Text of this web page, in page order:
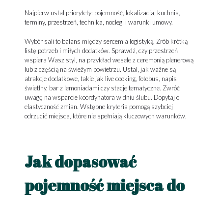
Najpierw ustal priorytety: pojemność, lokalizacja, kuchnia,
terminy, przestrzeń, technika, noclegi i warunki umowy.
Wybór sali to balans między sercem a logistyką. Zrób krótką
listę potrzeb i miłych dodatków. Sprawdź, czy przestrzeń
wspiera Wasz styl, na przykład wesele z ceremonią plenerową
lub z częścią na świeżym powietrzu. Ustal, jak ważne są
atrakcje dodatkowe, takie jak live cooking, fotobus, napis
świetlny, bar z lemoniadami czy stacje tematyczne. Zwróć
uwagę na wsparcie koordynatora w dniu ślubu. Dopytaj o
elastyczność zmian. Wstępne kryteria pomogą szybciej
odrzucić miejsca, które nie spełniają kluczowych warunków.
Jak dopasować
pojemność miejsca do